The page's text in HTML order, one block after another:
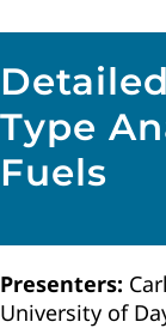
Type
Fuels
Presenters:
University of